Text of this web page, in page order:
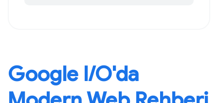
Google I / O'da